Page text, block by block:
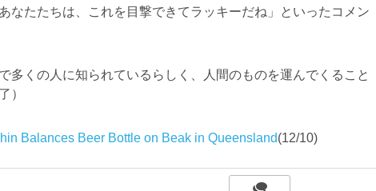
なたたちは、これを目撃できてラッキーだね」といったコメン
多くの人に知られているらしく、人間のものを運んでくること
）
Balances Beer Bottle on Beak in Queensland(12/10)